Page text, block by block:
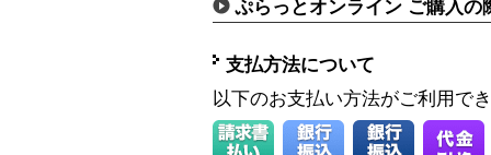
ぷらっとオンライン ご購入の
支払方法について
以下のお支払い方法がご利用で